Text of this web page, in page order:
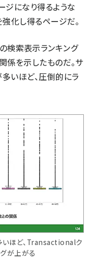
ジになり得るような
化し得るページだ。
検索表示ランキング
係を示したものだ。サ
いほど、圧倒的にラ
いほど、Transactionalク
が上がる